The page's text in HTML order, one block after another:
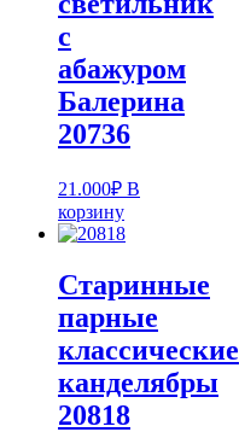
с
абажуром
Балерина
20736
21.000₽ В
корзину
Старинные
парные
классические
канделябры
20818